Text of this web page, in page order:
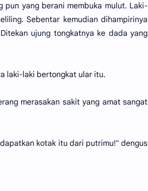
pun yang berani membuka mulut. Laki-
Sebentar kemudian dihampirinya
ujung tongkatnya ke dada yang
laki-laki bertongkat ular itu.
merasakan sakit yang amat sangat
kotak itu dari putrimu!" dengus